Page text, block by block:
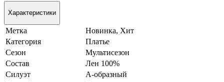
Характеристики
Метка
Новинка, Хит
Категория
Платье
Сезон
Мультисезон
Состав
Лен 100%
Силуэт
А-образный